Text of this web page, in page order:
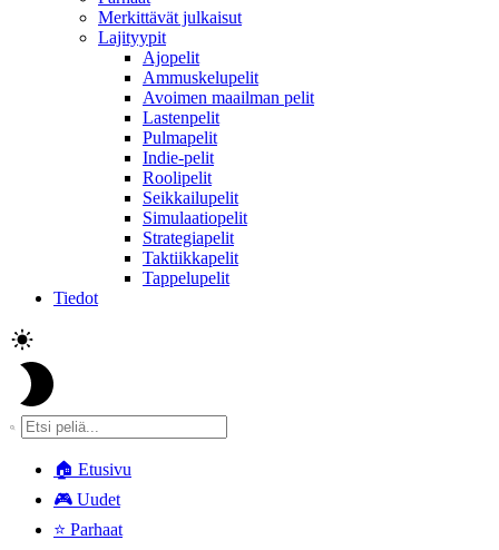
Merkittävät julkaisut
Lajityypit
Ajopelit
Ammuskelupelit
Avoimen maailman pelit
Lastenpelit
Pulmapelit
Indie-pelit
Roolipelit
Seikkailupelit
Simulaatiopelit
Strategiapelit
Taktiikkapelit
Tappelupelit
Tiedot
🏠 Etusivu
🎮 Uudet
⭐ Parhaat